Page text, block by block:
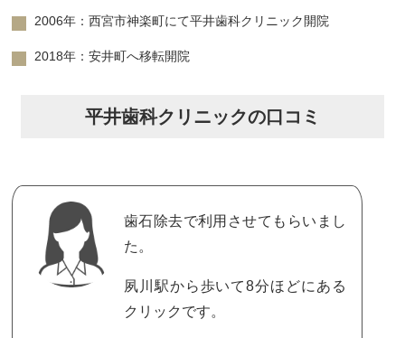
2006年：西宮市神楽町にて平井歯科クリニック開院
2018年：安井町へ移転開院
平井歯科クリニックの口コミ
歯石除去で利用させてもらいまし
た。
夙川駅から歩いて8分ほどにある
クリックです。